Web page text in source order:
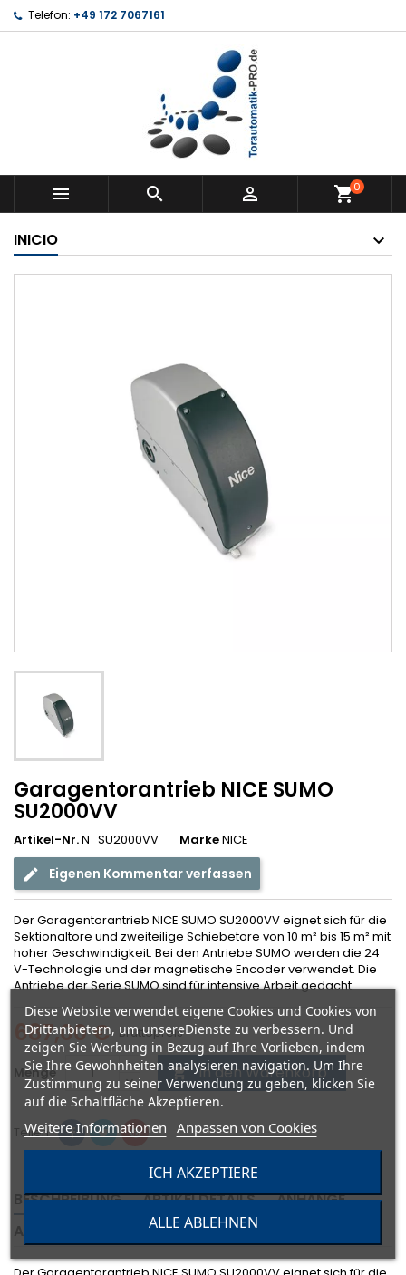
Telefon: +49 172 7067161
   shopping_cart0
INICIO
Garagentorantrieb NICE SUMO
SU2000VV
Artikel-Nr.N_SU2000VV MarkeNICE
Eigenen Kommentar verfassen
Der Garagentorantrieb NICE SUMO SU2000VV eignet sich für die
Sektionaltore und zweiteilige Schiebetore von 10 m² bis 15 m² mit
hoher Geschwindigkeit. Bei den Antriebe SUMO werden die 24
V-Technologie und der magnetische Encoder verwendet. Die
Antriebe der Serie SUMO sind für intensive Arbeit gedacht.
687,00 € Bruttopreis
Menge  In den Warenkorb
Teilen
BESCHREIBUNG ARTIKELDETAILS
ANHÄNGE
ANGABEN ZUR PRODUKTSICHERHEIT
Diese Website verwendet eigene Cookies und Cookies von
Drittanbietern, um unsereDienste zu verbessern. Und
zeigen Sie Werbung in Bezug auf Ihre Vorlieben, indem
Sie Ihre Gewohnheiten analysieren navigation. Um Ihre
Zustimmung zu seiner Verwendung zu geben, klicken Sie
auf die Schaltfläche Akzeptieren.
Weitere Informationen Anpassen von Cookies
ALLE ABLEHNEN
ICH AKZEPTIERE